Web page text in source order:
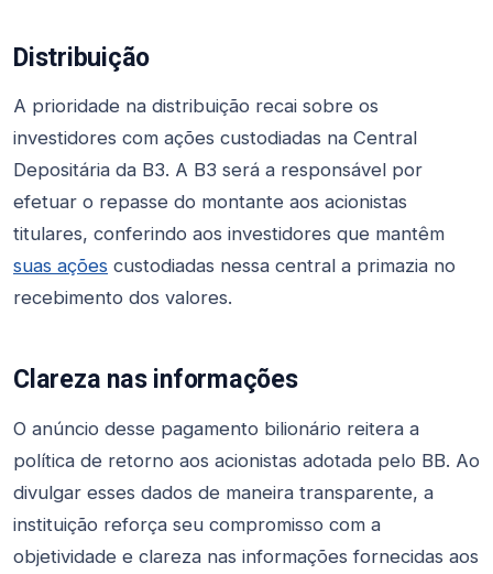
Distribuição
A prioridade na distribuição recai sobre os
investidores com ações custodiadas na Central
Depositária da B3. A B3 será a responsável por
efetuar o repasse do montante aos acionistas
titulares, conferindo aos investidores que mantêm
suas ações custodiadas nessa central a primazia no
recebimento dos valores.
Clareza nas informações
O anúncio desse pagamento bilionário reitera a
política de retorno aos acionistas adotada pelo BB. Ao
divulgar esses dados de maneira transparente, a
instituição reforça seu compromisso com a
objetividade e clareza nas informações fornecidas aos